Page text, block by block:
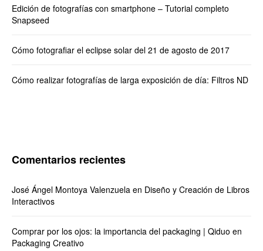
Edición de fotografías con smartphone – Tutorial completo
Snapseed
Cómo fotografiar el eclipse solar del 21 de agosto de 2017
Cómo realizar fotografías de larga exposición de día: Filtros ND
Comentarios recientes
José Ángel Montoya Valenzuela en Diseño y Creación de Libros
Interactivos
Comprar por los ojos: la importancia del packaging | Qiduo en
Packaging Creativo